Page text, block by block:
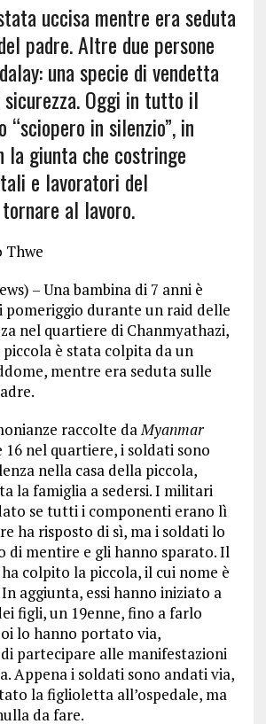
uccisa mentre era seduta
padre. Altre due persone
una specie di vendetta
Oggi in tutto il
“sciopero in silenzio”, in
la giunta che costringe
e lavoratori del
al lavoro.
Thwe
– Una bambina di 7 anni è
pomeriggio durante un raid delle
nel quartiere di Chanmyathazi,
piccola è stata colpita da un
mentre era seduta sulle
raccolte daMyanmar
16 nel quartiere, i soldati sono
nella casa della piccola,
la famiglia a sedersi. I militari
se tutti i componenti erano lì
ha risposto di sì, ma i soldati lo
di mentire e gli hanno sparato. Il
colpito la piccola, il cui nome è
aggiunta, essi hanno iniziato a
figli, un 19enne, fino a farlo
lo hanno portato via,
partecipare alle manifestazioni
Appena i soldati sono andati via,
la figlioletta all’ospedale, ma
da fare.